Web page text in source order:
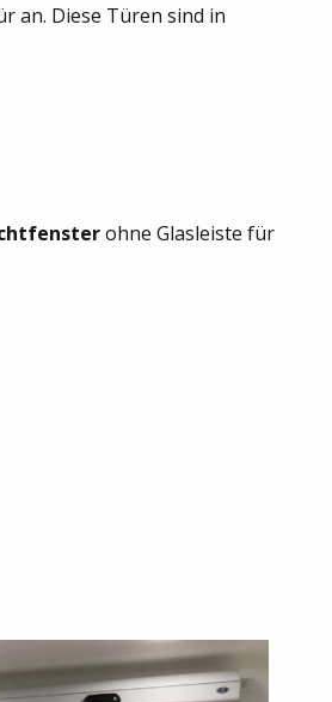
an. Diese Türen sind in
ohne Glasleiste für